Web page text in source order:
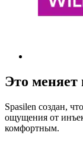
Это меняет
Spasilen создан,
ощущения от
комфортным.